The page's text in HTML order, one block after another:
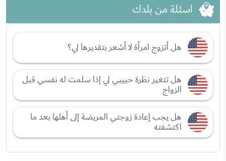
اسئلة من بلدك
هل أتزوج امرأة لا أشعر بتقديرها لي؟
هل تتغير نظرة حبيبي لي إذا سلمت له نفسي قبل
الزواج
هل يجب إعادة زوجتي المريضة إلى أهلها بعد ما
اكتشفته